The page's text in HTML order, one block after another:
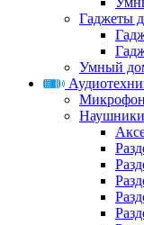
Гаджеты
Умный